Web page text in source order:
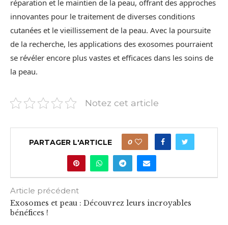
réparation et le maintien de la peau, offrant des approches
innovantes pour le traitement de diverses conditions
cutanées et le vieillissement de la peau. Avec la poursuite
de la recherche, les applications des exosomes pourraient
se révéler encore plus vastes et efficaces dans les soins de
la peau.
Notez cet article
PARTAGER L'ARTICLE 0
Article précédent
Exosomes et peau : Découvrez leurs incroyables
bénéfices !